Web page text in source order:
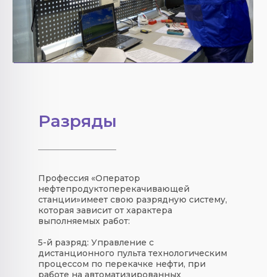
Разряды
Профессия «Оператор
нефтепродуктоперекачивающей
станции»имеет свою разрядную систему,
которая зависит от характера
выполняемых работ:
5-й разряд: Управление с
дистанционного пульта технологическим
процессом по перекачке нефти, при
работе на автоматизированных